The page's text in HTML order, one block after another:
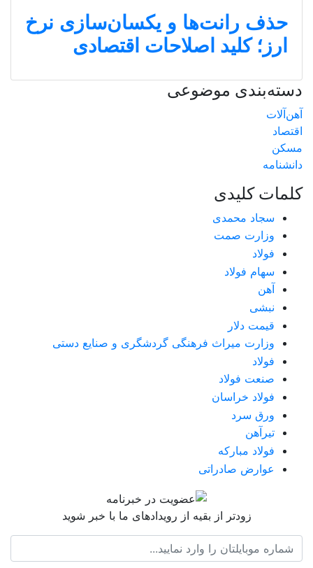
حذف رانت‌ها و یکسان‌سازی نرخ
ارز؛ کلید اصلاحات اقتصادی
دسته‌بندی موضوعی
آهن‌آلات
اقتصاد
مسکن
دانشنامه
کلمات کلیدی
سجاد محمدی
وزارت صمت
فولاد
سهام فولاد
آهن
نبشی
قیمت دلار
وزارت میراث فرهنگی گردشگری و صنایع دستی
فولاد
صنعت فولاد
فولاد خراسان
ورق سرد
تیرآهن
فولاد مبارکه
عوارض صادراتی
زودتر از بقیه از رویدادهای ما با خبر شوید